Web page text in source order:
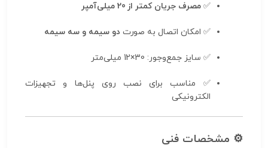
✅مصرف جریان کمتر از 20 میلی‌آمپر
✅ امکان اتصال به صورت دو سیمه و سه سیمه
✅ سایز جمع‌وجور: 30×12 میلی‌متر
✅ مناسب برای نصب روی پنل‌ها و تجهیزات
الکترونیکی
⚙️ مشخصات فنی